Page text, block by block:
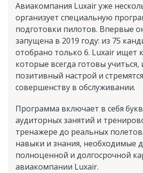
Авиакомпания Luxair уже
организует специальную
подготовки пилотов. Впервые
запущена в 2019 году: из 75
отобрано только 6. Luxair ищет
которые всегда готовы
позитивный настрой и
совершенству в обслуживании.
Программа включает в себя
аудиторных занятий и
тренажере до реальных
навыки и знания, необходимые
полноценной и долгосрочной
авиакомпании Luxair.